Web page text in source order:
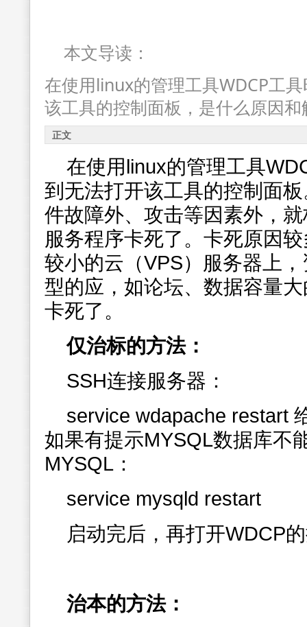
本文导读：
在使用linux的管理工具WDCP工
该工具的控制面板，是什么原因
正文
在使用linux的管理工具
到无法打开该工具的控制面
件故障外、攻击等因素外，
服务程序卡死了。卡死原因
较小的云（VPS）服务器上
型的应，如论坛、数据容量
卡死了。
仅治标的方法：
SSH连接服务器：
service wdapache restart
如果有提示MYSQL数据库不
MYSQL：
service mysqld restart
启动完后，再打开WDCP
治本的方法：